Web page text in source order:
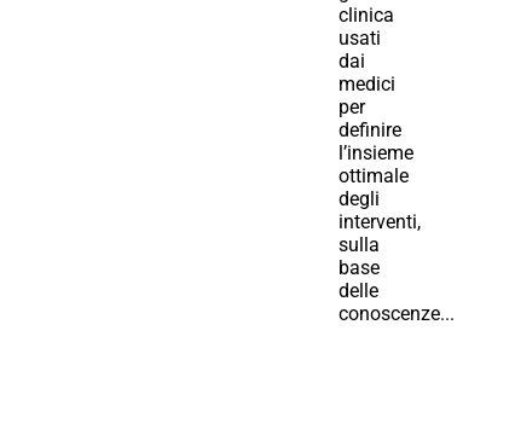
clinica
usati
dai
medici
per
definire
l’insieme
ottimale
degli
interventi,
sulla
base
delle
conoscenze...